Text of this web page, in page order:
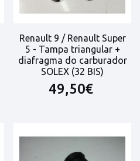
Renault 9 / Renault Super
5 - Tampa triangular +
diafragma do carburador
SOLEX (32 BIS)
49,50€